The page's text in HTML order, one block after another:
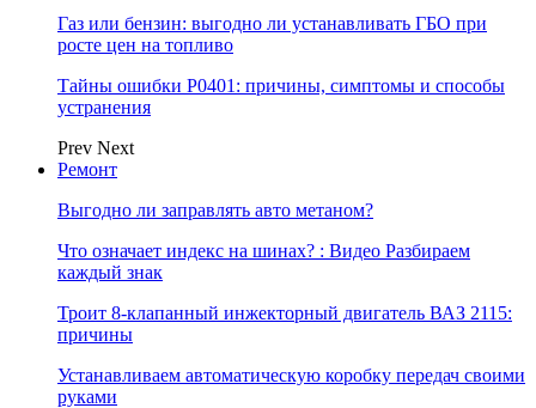
Газ или бензин: выгодно ли устанавливать ГБО при
росте цен на топливо
Тайны ошибки P0401: причины, симптомы и способы
устранения
Prev Next
Ремонт
Выгодно ли заправлять авто метаном?
Что означает индекс на шинах? : Видео Разбираем
каждый знак
Троит 8-клапанный инжекторный двигатель ВАЗ 2115:
причины
Устанавливаем автоматическую коробку передач своими
руками